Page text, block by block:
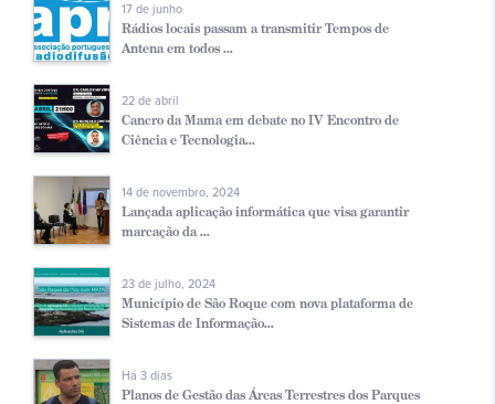
17 de junho
Rádios locais passam a transmitir Tempos de
Antena em todos ...
22 de abril
Cancro da Mama em debate no IV Encontro de
Ciência e Tecnologia...
14 de novembro, 2024
Lançada aplicação informática que visa garantir
marcação da ...
23 de julho, 2024
Município de São Roque com nova plataforma de
Sistemas de Informação...
Há 3 dias
Planos de Gestão das Áreas Terrestres dos Parques